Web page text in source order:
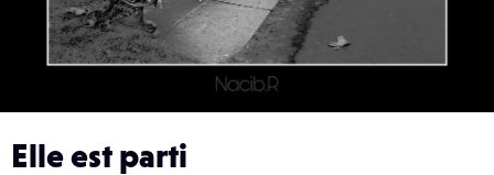
Elle est parti